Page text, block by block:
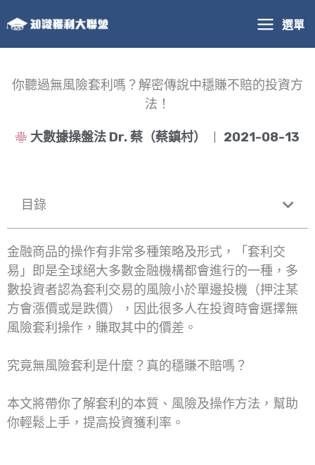
至
主
選單
你聽過無風險套利嗎？解密傳說中穩賺不賠的投資方
法！
大數據操盤法 Dr. 蔡（蔡鎮村） 2021-08-13
目錄
金融商品的操作有非常多種策略及形式，「套利交
易」即是全球絕大多數金融機構都會進行的一種，多
數投資者認為套利交易的風險小於單邊投機（押注某
方會漲價或是跌價），因此很多人在投資時會選擇無
風險套利操作，賺取其中的價差。
究竟無風險套利是什麼？真的穩賺不賠嗎？
本文將帶你了解套利的本質、風險及操作方法，幫助
你輕鬆上手，提高投資獲利率。